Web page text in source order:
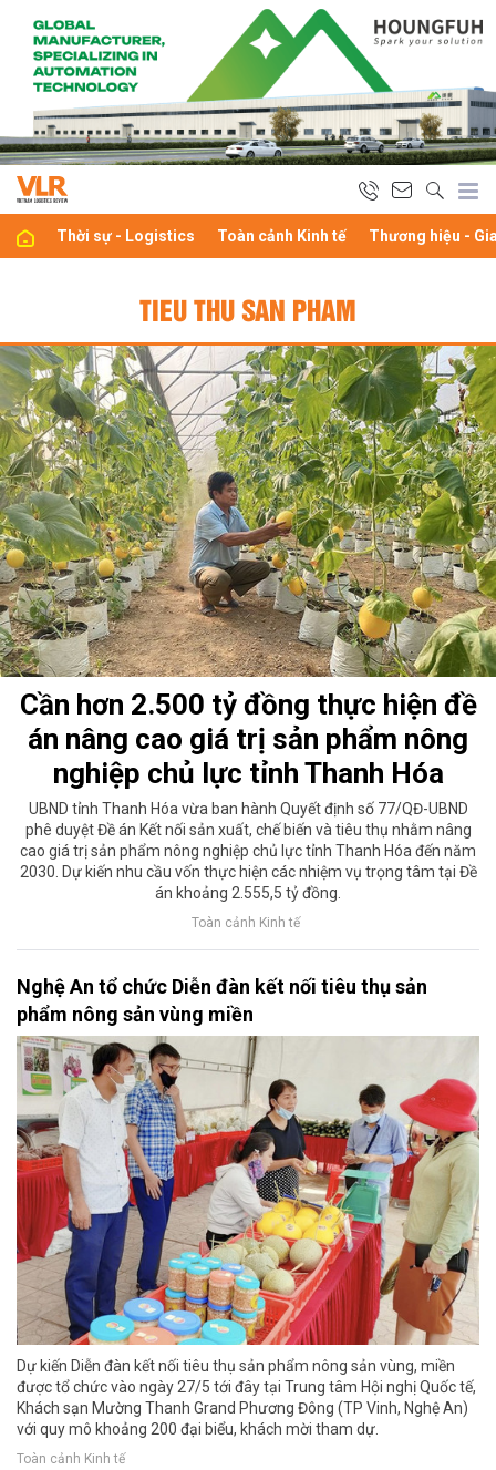
Thời sự - Logistics Toàn cảnh Kinh tế Thương hiệu -
TIEU THU SAN PHAM
Cần hơn 2.500 tỷ đồng thực hiện đề
án nâng cao giá trị sản phẩm nông
nghiệp chủ lực tỉnh Thanh Hóa
UBND tỉnh Thanh Hóa vừa ban hành Quyết định số 77/QĐ-UBND
phê duyệt Đề án Kết nối sản xuất, chế biến và tiêu thụ nhằm nâng
cao giá trị sản phẩm nông nghiệp chủ lực tỉnh Thanh Hóa đến năm
2030. Dự kiến nhu cầu vốn thực hiện các nhiệm vụ trọng tâm tại Đề
án khoảng 2.555,5 tỷ đồng.
Toàn cảnh Kinh tế
Nghệ An tổ chức Diễn đàn kết nối tiêu thụ sản
phẩm nông sản vùng miền
Dự kiến Diễn đàn kết nối tiêu thụ sản phẩm nông sản vùng, miền
được tổ chức vào ngày 27/5 tới đây tại Trung tâm Hội nghị Quốc tế,
Khách sạn Mường Thanh Grand Phương Đông (TP Vinh, Nghệ An)
với quy mô khoảng 200 đại biểu, khách mời tham dự.
Toàn cảnh Kinh tế